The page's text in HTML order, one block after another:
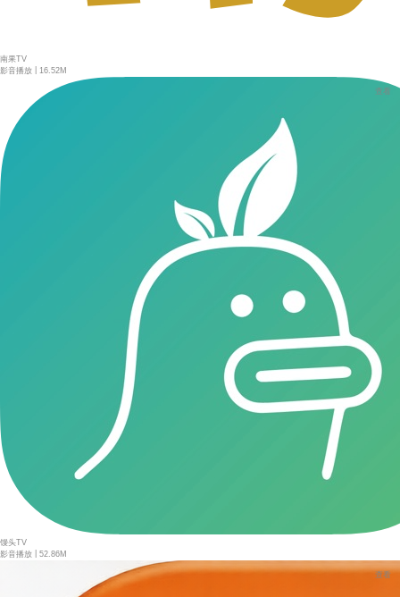
南果TV
影音播放
16.52M
馒头TV
影音播放
52.86M
查看
查看